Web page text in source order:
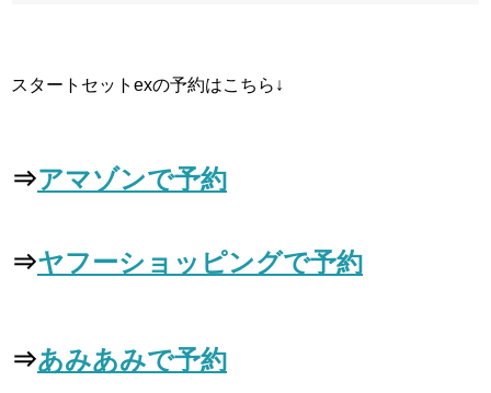
スタートセットexの予約はこちら↓
⇒アマゾンで予約
⇒ヤフーショッピングで予約
⇒あみあみで予約